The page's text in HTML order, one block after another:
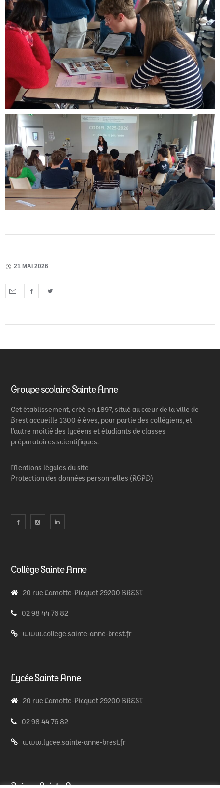
21 MAI 2026
Groupe scolaire Sainte Anne
Cet établissement, créé en 1897, situé au cœur de la ville de
Brest accueille 1300 élèves, pour partie des collégiens, et
l’autre moitié des lycéens et étudiants de classes
préparatoires scientifiques.
Mentions légales du site
Protection des données personnelles (RGPD)
Collège Sainte Anne
20 rue Lamotte-Picquet 29200 BREST
02 98 44 76 82
www.college.sainte-anne-brest.fr
Lycée Sainte Anne
20 rue Lamotte-Picquet 29200 BREST
02 98 44 76 82
www.lycee.sainte-anne-brest.fr